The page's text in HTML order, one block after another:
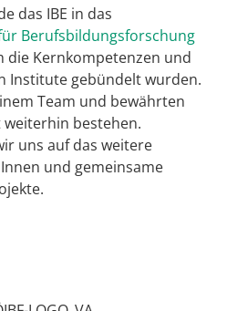
das IBE in das
Berufsbildungsforschung
die Kernkompetenzen und
Institute gebündelt wurden.
Team und bewährten
bestehen.
uns auf das weitere
und gemeinsame